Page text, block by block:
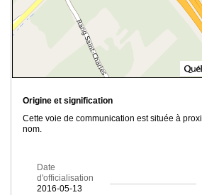
Origine et signification
Cette voie de communication est située à
nom.
Date
d'officialisation
2016-05-13